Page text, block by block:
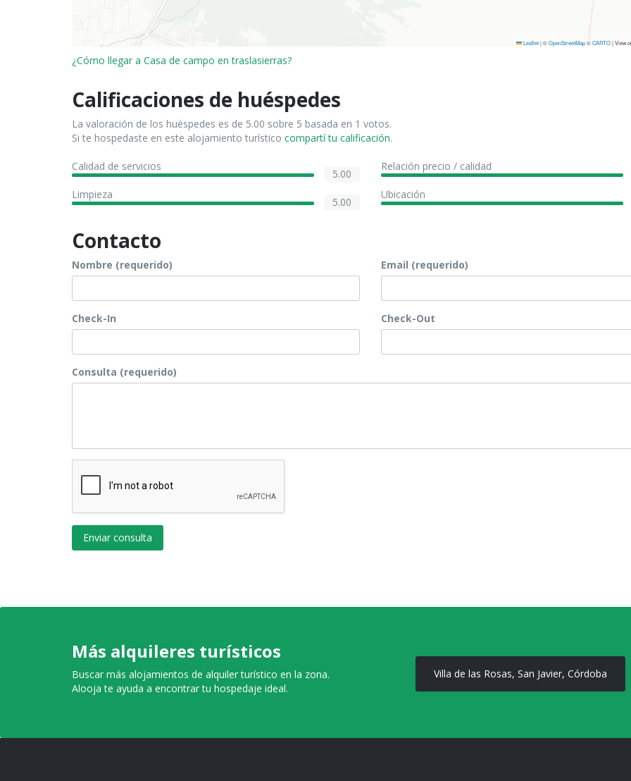
Leaflet |©OpenStreetMap©CARTO| View
¿Cómo llegar a Casa de campo en traslasierras?
Calificaciones de huéspedes
La valoración de los huéspedes es de 5.00 sobre 5 basada en 1 votos.
Si te hospedaste en este alojamiento turístico compartí tu calificación.
Calidad de servicios
5.00
Relación precio / calidad
Limpieza
5.00
Ubicación
Contacto
Nombre (requerido) Email (requerido)
Check-In Check-Out
Consulta (requerido)
Enviar consulta
Más alquileres turísticos
Buscar más alojamientos de alquiler turístico en la zona.
Alooja te ayuda a encontrar tu hospedaje ideal.
Villa de las Rosas, San Javier, Córdoba